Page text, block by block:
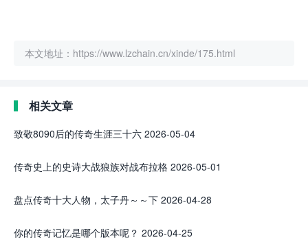
本文地址：https://www.lzchain.cn/xinde/175.html
相关文章
致敬8090后的传奇生涯三十六 2026-05-04
传奇史上的史诗大战狼族对战布拉格 2026-05-01
盘点传奇十大人物，太子丹～～下 2026-04-28
你的传奇记忆是哪个版本呢？ 2026-04-25